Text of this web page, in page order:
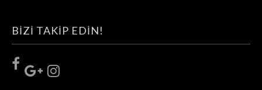
BIZI TAKIP EDIN!